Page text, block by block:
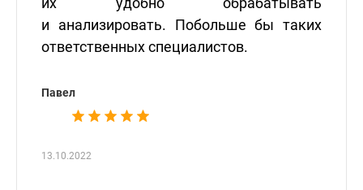
и анализировать. Побольше бы таких
ответственных специалистов.
Павел
13.10.2022